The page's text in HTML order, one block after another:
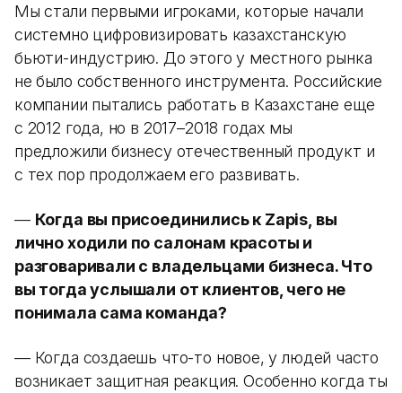
Мы стали первыми игроками, которые начали
системно цифровизировать казахстанскую
бьюти-индустрию. До этого у местного рынка
не было собственного инструмента. Российские
компании пытались работать в Казахстане еще
с 2012 года, но в 2017–2018 годах мы
предложили бизнесу отечественный продукт и
с тех пор продолжаем его развивать.
— Когда вы присоединились к Zapis, вы
лично ходили по салонам красоты и
разговаривали с владельцами бизнеса. Что
вы тогда услышали от клиентов, чего не
понимала сама команда?
— Когда создаешь что-то новое, у людей часто
возникает защитная реакция. Особенно когда ты